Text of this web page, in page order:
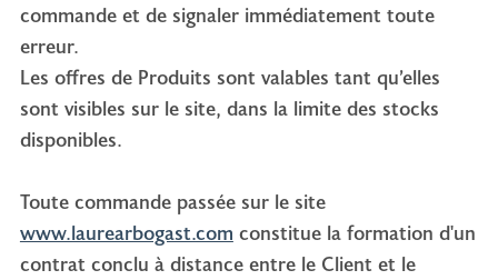
commande et de signaler immédiatement toute
erreur.
Les offres de Produits sont valables tant qu’elles
sont visibles sur le site, dans la limite des stocks
disponibles.
Toute commande passée sur le site
www.laurearbogast.com constitue la formation d'un
contrat conclu à distance entre le Client et le